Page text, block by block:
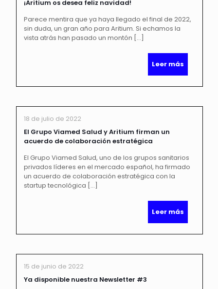
¡Aritium os desea feliz navidad!
Parece mentira que ya haya llegado el final de 2022,
sin duda, un gran año para Aritium. Si echamos la
vista atrás han pasado un montón […]
Leer más
18 de julio de 2022
El Grupo Viamed Salud y Aritium firman un
acuerdo de colaboración estratégica
El Grupo Viamed Salud, uno de los grupos sanitarios
privados líderes en el mercado español, ha firmado
un acuerdo de colaboración estratégica con la
startup tecnológica […]
Leer más
15 de junio de 2022
Ya disponible nuestra Newsletter #3